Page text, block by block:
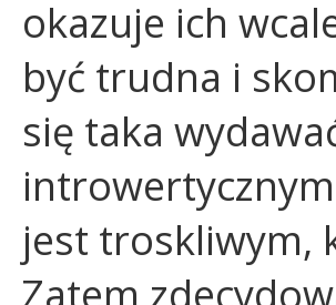
okazuje ich
być trudna i
się taka
jest troskliwym,